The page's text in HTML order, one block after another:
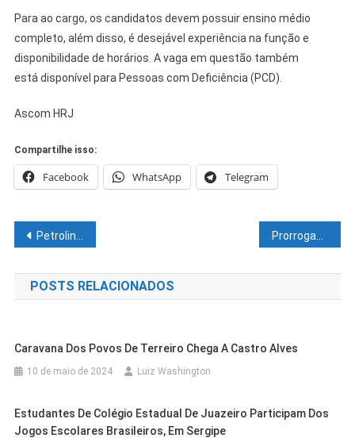
Para ao cargo, os candidatos devem possuir ensino médio
completo, além disso, é desejável experiência na função e
disponibilidade de horários. A vaga em questão também
está disponível para Pessoas com Deficiência (PCD).
Ascom HRJ
Compartilhe isso:
Facebook WhatsApp Telegram
Navegação
de
Post
Petrolina inicia Campanha Nacional de Vacinação contra a Poliomielite Prorrogada em Juazeiro, as inscrições para o Casamento Coletivo até 31 de maio
POSTS RELACIONADOS
Caravana Dos Povos De Terreiro Chega A Castro Alves
10 de maio de 2024 Luiz Washington
Estudantes De Colégio Estadual De Juazeiro Participam Dos
Jogos Escolares Brasileiros, Em Sergipe